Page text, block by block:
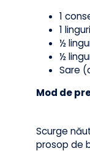
2.
1
1
½
Mod de